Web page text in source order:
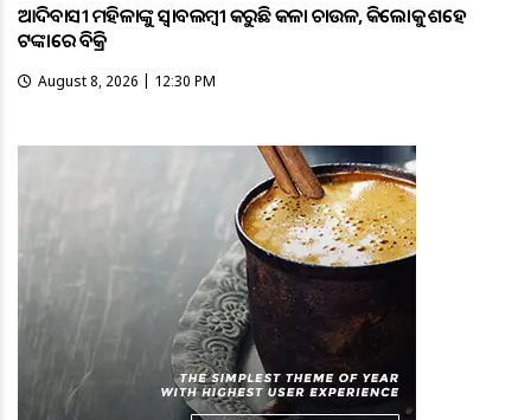
ଆଦିବାସୀ ମହିଳାଙ୍କୁ ସ୍ଵାବଲମ୍ଵୀ କରୁଛି କଳା ଚାଉଳ, କିଲୋକୁ ଶହେ
ଟଙ୍କାରେ ବିକ୍ରି
August 8, 2026 | 12:30 PM